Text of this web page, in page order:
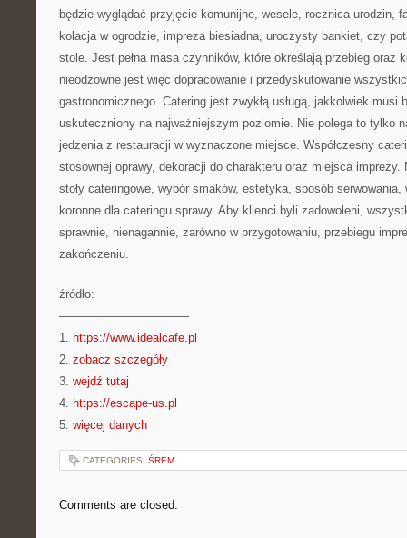
będzie wyglądać przyjęcie komunijne, wesele, rocznica urodzin,
kolacja w ogrodzie, impreza biesiadna, uroczysty bankiet, czy
stole. Jest pełna masa czynników, które określają przebieg oraz
nieodzowne jest więc dopracowanie i przedyskutowanie
gastronomicznego. Catering jest zwykłą usługą, jakkolwiek musi
uskuteczniony na najważniejszym poziomie. Nie polega to tylko
jedzenia z restauracji w wyznaczone miejsce. Współczesny
stosownej oprawy, dekoracji do charakteru oraz miejsca
stoły cateringowe, wybór smaków, estetyka, sposób serwowania,
koronne dla cateringu sprawy. Aby klienci byli zadowoleni,
sprawnie, nienagannie, zarówno w przygotowaniu, przebiegu
zakończeniu.
źródło:
———————————
1. https://www.idealcafe.pl
2. zobacz szczegóły
3. wejdź tutaj
4. https://escape-us.pl
5. więcej danych
CATEGORIES: ŚREM
Comments are closed.